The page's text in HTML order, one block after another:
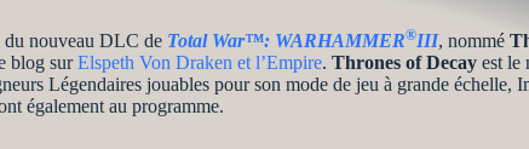
du nouveau DLC de Total War™: WARHAMMER®III, nommé
blog surElspeth Von Draken et l’Empire. Thrones of Decay est le
Légendaires jouables pour son mode de jeu à grande échelle,
également au programme.